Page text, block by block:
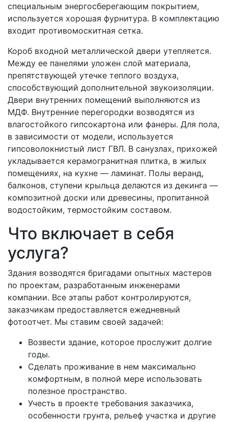
специальным энергосберегающим покрытием,
используется хорошая фурнитура. В комплектацию
входит противомоскитная сетка.
Короб входной металлической двери утепляется.
Между ее панелями уложен слой материала,
препятствующей утечке теплого воздуха,
способствующий дополнительной звукоизоляции.
Двери внутренних помещений выполняются из
МДФ. Внутренние перегородки возводятся из
влагостойкого гипсокартона или фанеры. Для пола,
в зависимости от модели, используется
гипсоволокнистый лист ГВЛ. В санузлах, прихожей
укладывается керамогранитная плитка, в жилых
помещениях, на кухне — ламинат. Полы веранд,
балконов, ступени крыльца делаются из декинга —
композитной доски или древесины, пропитанной
водостойким, термостойким составом.
Что включает в себя
услуга?
Здания возводятся бригадами опытных мастеров
по проектам, разработанным инженерами
компании. Все этапы работ контролируются,
заказчикам предоставляется ежедневный
фотоотчет. Мы ставим своей задачей:
Возвести здание, которое прослужит долгие
годы.
Сделать проживание в нем максимально
комфортным, в полной мере использовать
полезное пространство.
Учесть в проекте требования заказчика,
особенности грунта, рельеф участка и другие